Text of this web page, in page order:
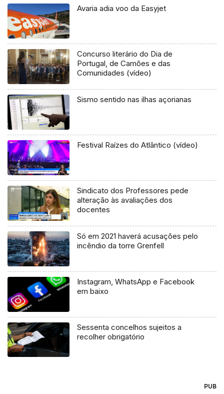
Avaria adia voo da Easyjet
Concurso literário do Dia de
Portugal, de Camões e das
Comunidades (vídeo)
Sismo sentido nas ilhas açorianas
Festival Raízes do Atlântico (vídeo)
Sindicato dos Professores pede
alteração às avaliações dos
docentes
Só em 2021 haverá acusações pelo
incêndio da torre Grenfell
Instagram, WhatsApp e Facebook
em baixo
Sessenta concelhos sujeitos a
recolher obrigatório
PUB